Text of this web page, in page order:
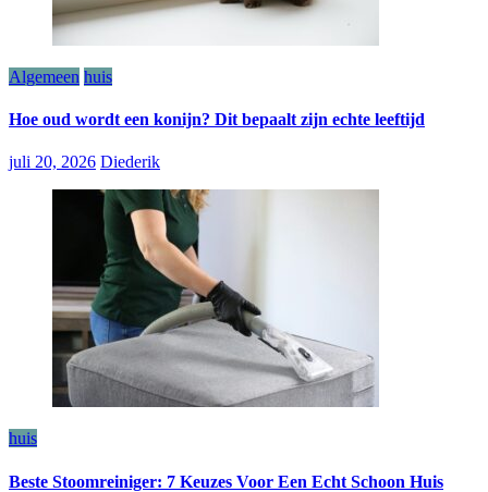
Algemeen huis
Hoe oud wordt een konijn? Dit bepaalt zijn echte leeftijd
juli 20, 2026 Diederik
huis
Beste Stoomreiniger: 7 Keuzes Voor Een Echt Schoon Huis